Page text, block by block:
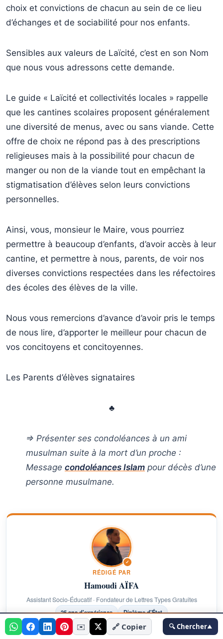
choix et convictions de chacun au sein de ce lieu
d’échanges et de sociabilité pour nos enfants.
Sensibles aux valeurs de Laïcité, c’est en son Nom
que nous vous adressons cette demande.
Le guide « Laïcité et collectivités locales » rappelle
que les cantines scolaires proposent généralement
une diversité de menus, avec ou sans viande. Cette
offre de choix ne répond pas à des prescriptions
religieuses mais à la possibilité pour chacun de
manger ou non de la viande tout en empêchant la
stigmatisation d’élèves selon leurs convictions
personnelles.
Ainsi, vous, monsieur le Maire, vous pourriez
permettre à beaucoup d’enfants, d’avoir accès à leur
cantine, et permettre à nous, parents, de voir nos
diverses convictions respectées dans les réfectoires
des écoles des élèves de la ville.
Nous vous remercions d’avance d’avoir pris le temps
de nous lire, d’apporter le meilleur pour chacun de
vos concitoyens et concitoyennes.
Les Parents d’élèves signataires
♣
⇒ Présenter ses condoléances à un ami
musulman suite à la mort d’un proche :
Message condoléances Islam pour décès d’une
personne musulmane.
✓
RÉDIGÉ PAR
Hamoudi AÏFA
Assistant Socio-Éducatif · Fondateur de Lettres Types Gratuites
25 ans d'expérience Diplôme d'État
Professionnel de l'accompagnement social depuis
🔍 Chercher
✉️ 🔗 Copier 🔍 Chercher▲